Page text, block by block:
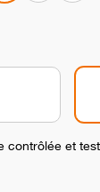
contrôlée et